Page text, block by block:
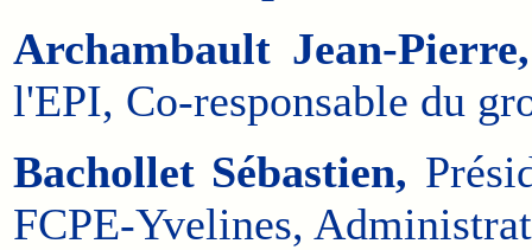
Archambault Jean-Pierre,
l'EPI, Co-responsable du
Bachollet Sébastien,
FCPE-Yvelines,